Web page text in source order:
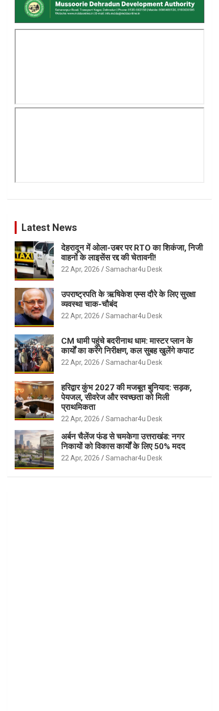
Latest News
देहरादून में ओला-उबर पर RTO का शिकंजा, निजी
वाहनों के लाइसेंस रद्द की चेतावनी!
22 Apr, 2026 Samachar4u Desk
उपराष्ट्रपति के ऋषिकेश एम्स दौरे के लिए सुरक्षा
व्यवस्था चाक-चौबंद
22 Apr, 2026 Samachar4u Desk
CM धामी पहुंचे बदरीनाथ धाम: मास्टर प्लान के
कार्यों का करेंगे निरीक्षण, कल सुबह खुलेंगे कपाट
22 Apr, 2026 Samachar4u Desk
हरिद्वार कुंभ 2027 की मजबूत बुनियाद: सड़क,
पेयजल, सीवरेज और स्वच्छता को मिली
प्राथमिकता
22 Apr, 2026 Samachar4u Desk
अर्बन चैलेंज फंड से चमकेगा उत्तराखंड: नगर
निकायों को विकास कार्यों के लिए 50% मदद
22 Apr, 2026 Samachar4u Desk